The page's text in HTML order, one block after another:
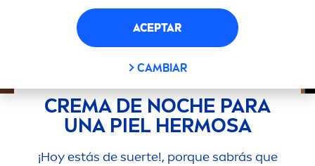
ACEPTAR
CAMBIAR
CREMA DE NOCHE PARA
UNA PIEL HERMOSA
¡Hoy estás de suerte!, porque sabrás que